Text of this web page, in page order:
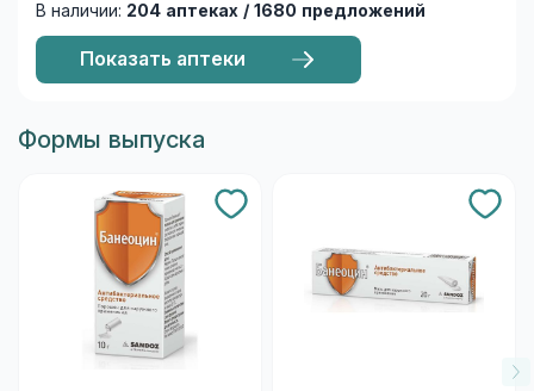
В наличии: 204 аптеках / 1680 предложений
Показать аптеки
Формы выпуска